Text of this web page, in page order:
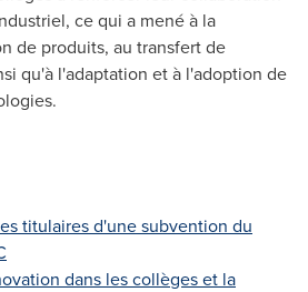
ce qui a mené à la
de produits, au transfert de
qu'à l'adaptation et à l'adoption de
titulaires d'une subvention du
dans les collèges et la